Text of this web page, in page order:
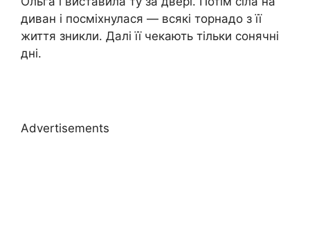
диван і посміхнулася — всякі торнадо з її
життя зникли. Далі її чекають тільки сонячні
дні.
Advertisements